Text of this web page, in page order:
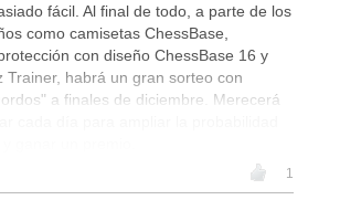
fácil. Al final de todo, a parte de los
como camisetas ChessBase,
con diseño ChessBase 16 y
Trainer, habrá un gran sorteo con
a finales de diciembre. Merecerá
1